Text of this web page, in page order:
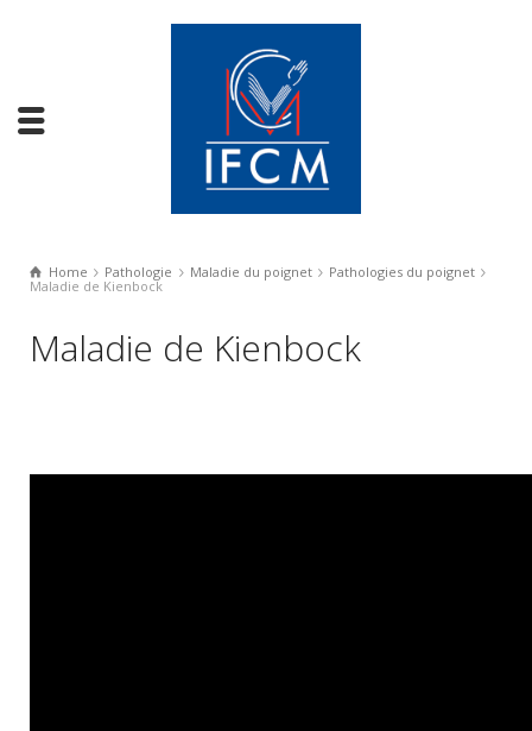
Home Pathologie Maladie du poignet
Pathologies du poignet
Maladie de Kienbock
Maladie de Kienbock